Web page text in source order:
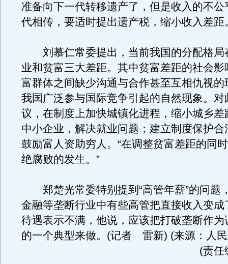
准备向下一代转移遗产了，但是收入的不公
代相传，要适时提出遗产税，缩小收入差距
刘慕仁常委提出，当前我国的分配格局
业和贫富三大差距。其中贫富差距的社会影
富群体之间缺少沟通与合作甚至互相仇视的
我国广泛参与国际竞争引起的自然现象。对
议，在制度上加快城镇化进程，缩小城乡差
中小企业，解决就业问题；建立制度保护合
鼓励富人资助穷人。“在调整贫富差距的同
绝腐败的发生。”
郑楚光常委特别提到“高管年薪”的问题
金融等垄断行业中有些高管把直接收入变成
待遇表示不满，他说，应该把打破垄断作为
的一个典型来做。(记者 雷新) (来源：人
(责任